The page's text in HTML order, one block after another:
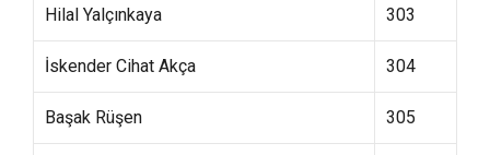
Hilal Yalçınkaya 303
İskender Cihat Akça 304
Başak Rüşen 305